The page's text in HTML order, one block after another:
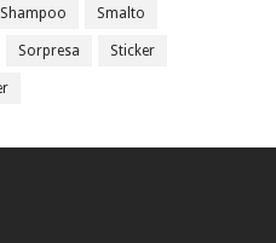
Shampoo Smalto
Sorpresa Sticker